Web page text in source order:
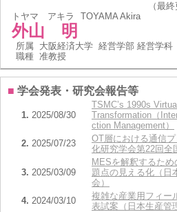
（最終
トヤマ アキラ
TOYAMA Akira
外山 明
所属 大阪経済大学 経営学部 経営学科
職種 准教授
■ 学会発表・研究会報告等
1. 2025/08/30
TSMC’s 1990s
Transformation（
ction Management）
2. 2025/07/23
OT層における通信
化研究学会第22回全
3. 2025/03/09
MESを解釈するた
題点の見える化（日
会）
4. 2024/03/10
複雑な産業用フィー
表試案（日本生産管